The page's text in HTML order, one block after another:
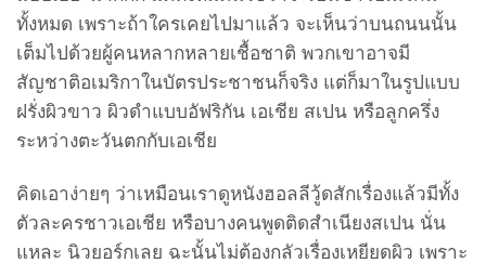
ทั้งหมด เพราะถ้าใครเคยไปมาแล้ว จะเห็นว่าบนถนนนั้น
เต็มไปด้วยผู้คนหลากหลายเชื้อชาติ พวกเขาอาจมี
สัญชาติอเมริกาในบัตรประชาชนก็จริง แต่ก็มาในรูปแบบ
ฝรั่งผิวขาว ผิวดำแบบอัฟริกัน เอเชีย สเปน หรือลูกครึ่ง
ระหว่างตะวันตกกับเอเชีย
คิดเอาง่ายๆ ว่าเหมือนเราดูหนังฮอลลีวู้ดสักเรื่องแล้วมีทั้ง
ตัวละครชาวเอเชีย หรือบางคนพูดติดสำเนียงสเปน นั่น
แหละ นิวยอร์กเลย ฉะนั้นไม่ต้องกลัวเรื่องเหยียดผิว เพราะ